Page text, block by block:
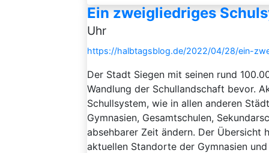
Ein zweigliedriges
Uhr
https://halbtagsblog.de/2022/04/28/ein-
Der Stadt Siegen mit seinen rund
Wandlung der Schullandschaft bevor.
Schullsystem, wie in allen anderen
Gymnasien, Gesamtschulen,
absehbarer Zeit ändern. Der Übersicht
aktuellen Standorte der Gymnasien